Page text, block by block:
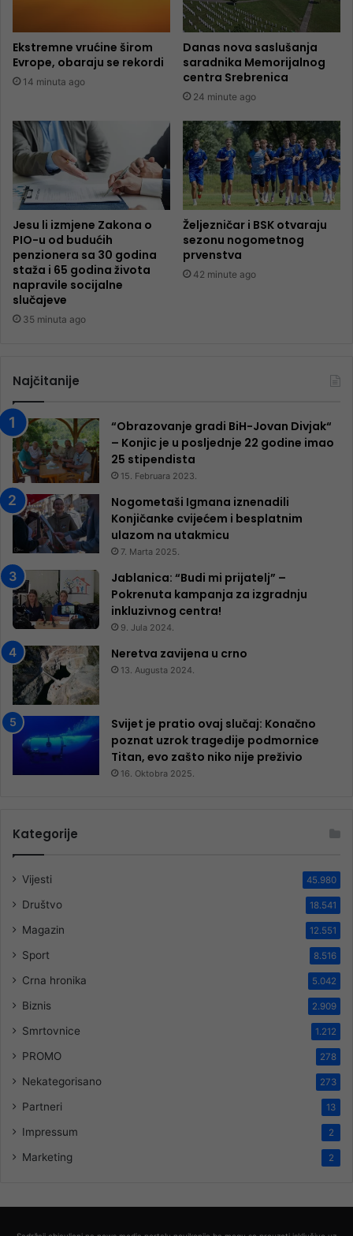
Ekstremne vrućine širom
Evrope, obaraju se rekordi
14 minuta ago
Danas nova saslušanja
saradnika Memorijalnog
centra Srebrenica
24 minute ago
Jesu li izmjene Zakona o
PIO-u od budućih
penzionera sa 30 godina
staža i 65 godina života
napravile socijalne
slučajeve
35 minuta ago
Željezničar i BSK otvaraju
sezonu nogometnog
prvenstva
42 minute ago
Najčitanije
“Obrazovanje gradi BiH-Jovan Divjak“
– Konjic je u posljednje 22 godine imao
25 ​​stipendista
15. Februara 2023.
Nogometaši Igmana iznenadili
Konjičanke cvijećem i besplatnim
ulazom na utakmicu
7. Marta 2025.
Jablanica: “Budi mi prijatelj” –
Pokrenuta kampanja za izgradnju
inkluzivnog centra!
9. Jula 2024.
Neretva zavijena u crno
13. Augusta 2024.
Svijet je pratio ovaj slučaj: Konačno
poznat uzrok tragedije podmornice
Titan, evo zašto niko nije preživio
16. Oktobra 2025.
Kategorije
Vijesti 45.980
Društvo 18.541
Magazin 12.551
Sport 8.516
Crna hronika 5.042
Biznis 2.909
Smrtovnice 1.212
PROMO 278
Nekategorisano 273
Partneri 13
Impressum 2
Marketing 2